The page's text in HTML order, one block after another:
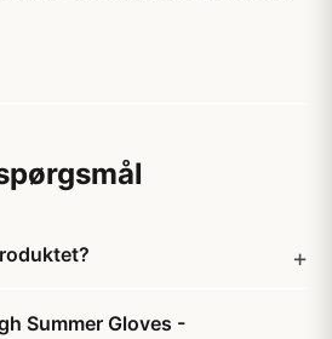
Summer Gloves -